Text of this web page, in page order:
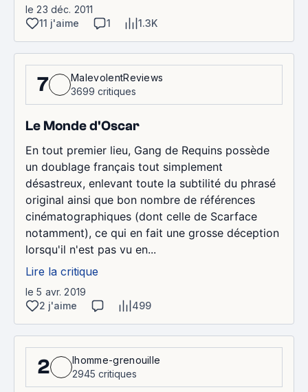
le 23 déc. 2011
11 j'aime
1 1.3K
7
MalevolentReviews
3699 critiques
Le Monde d'Oscar
En tout premier lieu, Gang de Requins possède
un doublage français tout simplement
désastreux, enlevant toute la subtilité du phrasé
original ainsi que bon nombre de références
cinématographiques (dont celle de Scarface
notamment), ce qui en fait une grosse déception
lorsqu'il n'est pas vu en...
Lire la critique
le 5 avr. 2019
2 j'aime
499
2
lhomme-grenouille
2945 critiques